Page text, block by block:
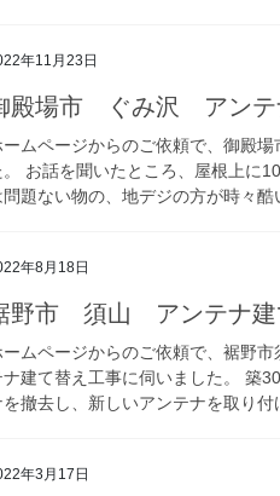
年11月23日
殿場市 ぐみ沢 アンテ
ームページからのご依頼で、御殿
。 お話を聞いたところ、屋根上に
問題ない物の、地デジの方が時々
年8月18日
野市 須山 アンテナ建
ームページからのご依頼で、裾野
ナ建て替え工事に伺いました。 築
を撤去し、新しいアンテナを取り
年3月17日